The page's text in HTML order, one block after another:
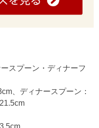
スプーン・ディナーフ
、ディナースプーン：